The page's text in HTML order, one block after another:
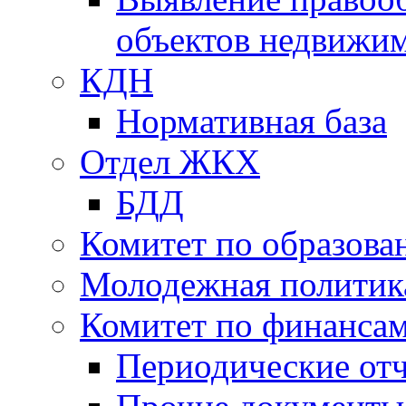
объектов
КДН
Нормативная база
Отдел ЖКХ
БДД
Комитет по
Молодежная
Комитет по
Периодические